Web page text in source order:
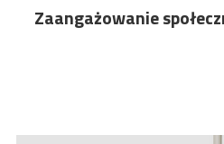
Zaangażowanie